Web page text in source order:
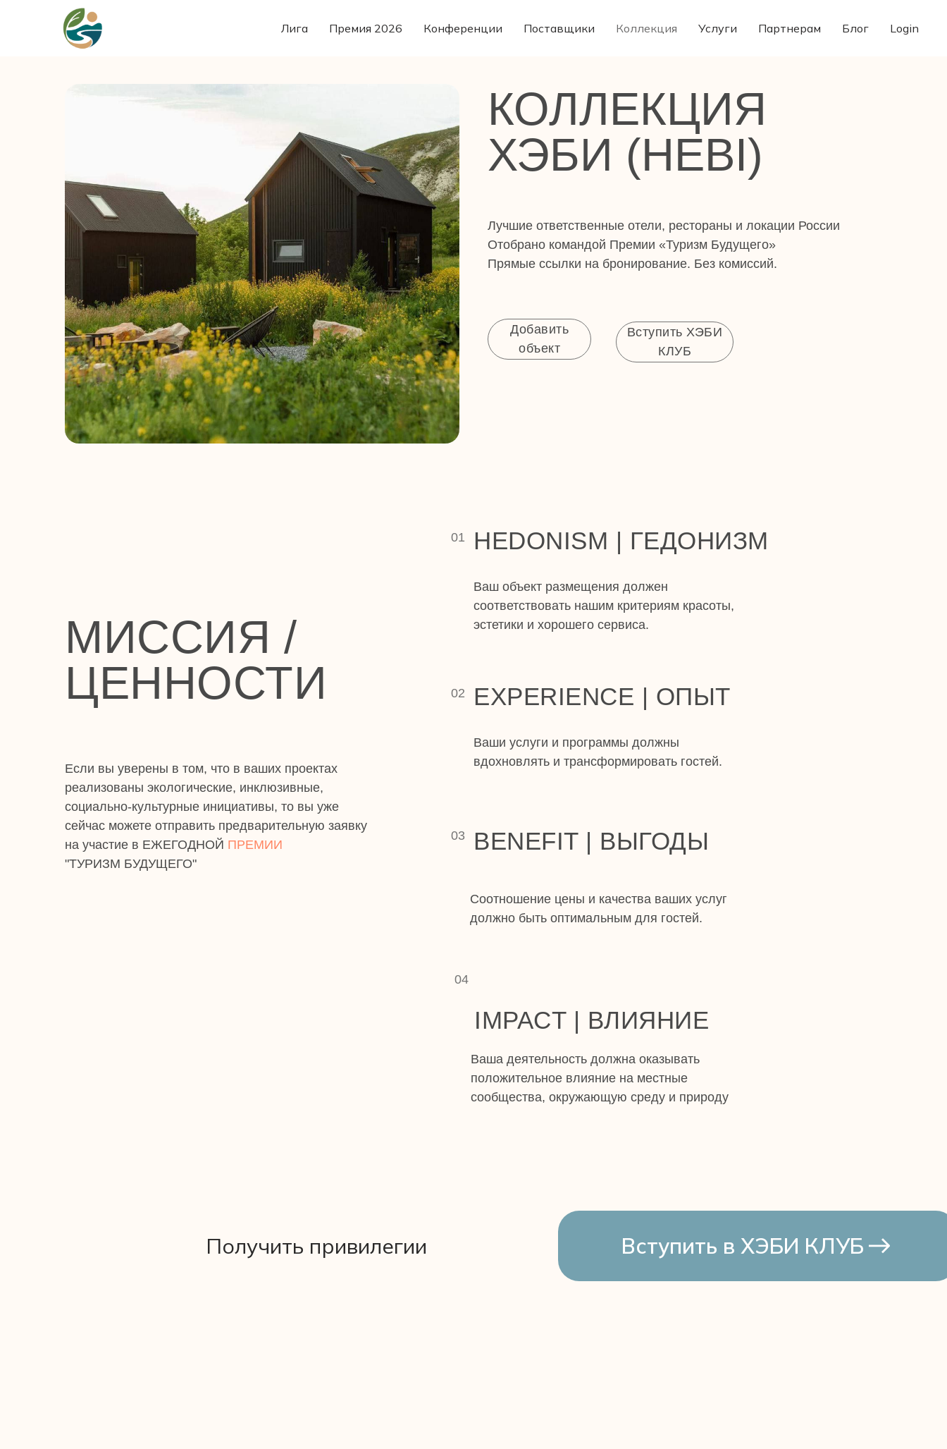
Лига Премия 2026 Конференции Поставщики Коллекция Услуги Партнерам Блог Login
Лига
КОЛЛЕКЦИЯ
ХЭБИ (HEBI)
Лучшие ответственные отели, рестораны и локации России
Отобрано командой Премии «Туризм Будущего»
Прямые ссылки на бронирование. Без комиссий.
Добавить
объект
Вступить ХЭБИ
КЛУБ
МИССИЯ /
ЦЕННОСТИ
Если вы уверены в том, что в ваших проектах
реализованы экологические, инклюзивные,
социально-культурные инициативы, то вы уже
сейчас можете отправить предварительную заявку
на участие в ЕЖЕГОДНОЙ ПРЕМИИ
"ТУРИЗМ БУДУЩЕГО"
Ваш объект размещения должен
соответствовать нашим критериям красоты,
эстетики и хорошего сервиса.
01 HEDONISM | ГЕДОНИЗМ
Ваши услуги и программы должны
вдохновлять и трансформировать гостей.
02 EXPERIENCE | ОПЫТ
Соотношение цены и качества ваших услуг
должно быть оптимальным для гостей.
03 BENEFIT | ВЫГОДЫ
Ваша деятельность должна оказывать
положительное влияние на местные
сообщества, окружающую среду и природу
04
IMPACT | ВЛИЯНИЕ
Получить привилегии Вступить в ХЭБИ КЛУБ